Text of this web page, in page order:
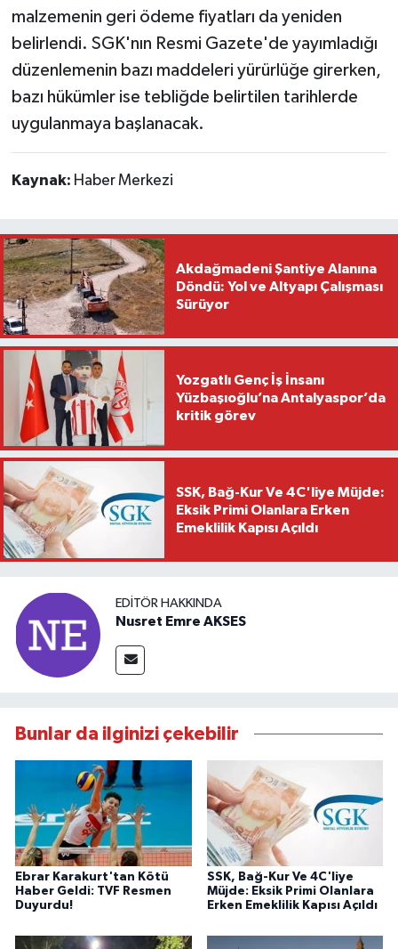
malzemenin geri ödeme fiyatları da yeniden
belirlendi. SGK'nın Resmi Gazete'de yayımladığı
düzenlemenin bazı maddeleri yürürlüğe girerken,
bazı hükümler ise tebliğde belirtilen tarihlerde
uygulanmaya başlanacak.
Kaynak: Haber Merkezi
Akdağmadeni Şantiye Alanına
Döndü: Yol ve Altyapı Çalışması
Sürüyor
Yozgatlı Genç İş İnsanı
Yüzbaşıoğlu’na Antalyaspor’da
kritik görev
SSK, Bağ-Kur Ve 4C'liye Müjde:
Eksik Primi Olanlara Erken
Emeklilik Kapısı Açıldı
EDITÖR HAKKINDA
Nusret Emre AKSES
Bunlar da ilginizi çekebilir
Ebrar Karakurt'tan Kötü
Haber Geldi: TVF Resmen
Duyurdu!
SSK, Bağ-Kur Ve 4C'liye
Müjde: Eksik Primi Olanlara
Erken Emeklilik Kapısı Açıldı